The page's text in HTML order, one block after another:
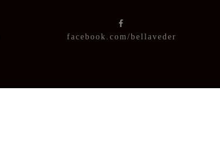
facebook.com/bellaveder